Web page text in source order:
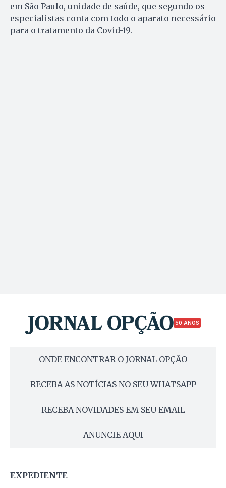
em São Paulo, unidade de saúde, que segundo os
especialistas conta com todo o aparato necessário
para o tratamento da Covid-19.
50 ANOS
ONDE ENCONTRAR O JORNAL OPÇÃO
RECEBA AS NOTÍCIAS NO SEU WHATSAPP
RECEBA NOVIDADES EM SEU EMAIL
ANUNCIE AQUI
EXPEDIENTE